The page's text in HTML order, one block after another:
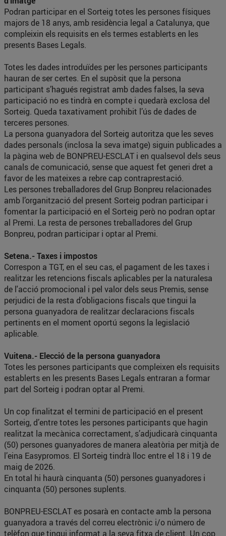
Podran participar en el Sorteig totes les persones físiques
majors de 18 anys, amb residència legal a Catalunya, que
compleixin els requisits en els termes establerts en les
presents Bases Legals.
Totes les dades introduïdes per les persones participants
hauran de ser certes. En el supòsit que la persona
participant s’hagués registrat amb dades falses, la seva
participació no es tindrà en compte i quedarà exclosa del
Sorteig. Queda taxativament prohibit l’ús de dades de
terceres persones.
La persona guanyadora del Sorteig autoritza que les seves
dades personals (inclosa la seva imatge) siguin publicades a
la pàgina web de BONPREU-ESCLAT i en qualsevol dels seus
canals de comunicació, sense que aquest fet generi dret a
favor de les mateixes a rebre cap contraprestació.
Les persones treballadores del Grup Bonpreu relacionades
amb l’organització del present Sorteig podran participar i
fomentar la participació en el Sorteig però no podran optar
al Premi. La resta de persones treballadores del Grup
Bonpreu, podran participar i optar al Premi.
Setena.- Taxes i impostos
Correspon a TGT, en el seu cas, el pagament de les taxes i
realitzar les retencions fiscals aplicables per la naturalesa
de l'acció promocional i pel valor dels seus Premis, sense
perjudici de la resta d’obligacions fiscals que tingui la
persona guanyadora de realitzar declaracions fiscals
pertinents en el moment oportú segons la legislació
aplicable.
Vuitena.- Elecció de la persona guanyadora
Totes les persones participants que compleixen els requisits
establerts en les presents Bases Legals entraran a formar
part del Sorteig i podran optar al Premi.
Un cop finalitzat el termini de participació en el present
Sorteig, d’entre totes les persones participants que hagin
realitzat la mecànica correctament, s’adjudicarà cinquanta
(50) persones guanyadores de manera aleatòria per mitjà de
l’eina Easypromos. El Sorteig tindrà lloc entre el 18 i 19 de
maig de 2026.
En total hi haurà cinquanta (50) persones guanyadores i
cinquanta (50) persones suplents.
BONPREU-ESCLAT es posarà en contacte amb la persona
guanyadora a través del correu electrònic i/o número de
telèfon que tingui informat a la seva fitxa de client. Un cop